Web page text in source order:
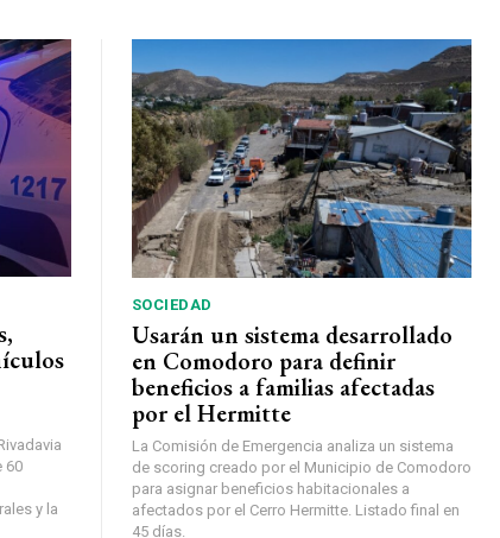
60
y la
SOCIEDAD
Usarán un sistema desarrollado
en Comodoro para definir
beneficios a familias afectadas
por el Hermitte
La Comisión de Emergencia analiza un sistema
de scoring creado por el Municipio de Comodoro
para asignar beneficios habitacionales a
afectados por el Cerro Hermitte. Listado final en
45 días.